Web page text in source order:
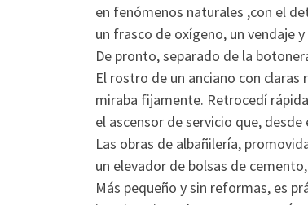
en fenómenos naturales ,con el
un frasco de oxígeno, un vendaje
De pronto, separado de la
El rostro de un anciano con
miraba fijamente. Retrocedí
el ascensor de servicio que,
Las obras de albañilería,
un elevador de bolsas de
Más pequeño y sin reformas, es